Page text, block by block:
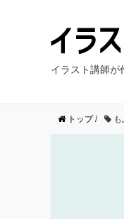
イラスト講師が
トップ/